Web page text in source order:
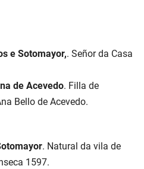
e Sotomayor,. Señor da Casa
de Acevedo. Filla de
Bello de Acevedo.
. Natural da vila de
1597.